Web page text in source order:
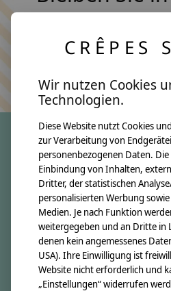
crêpes suzette
Über uns
Unsere Creppies
Nähkästchen
Unsere Stoffe
Impressum
CRÊPES
Wir nutzen Cookies
Technologien.
Diese Website nutzt Cookies
zur Verarbeitung von
personenbezogenen Daten.
Einbindung von Inhalten,
Dritter, der statistischen
personalisierten Werbung
Medien. Je nach Funktion
weitergegeben und an Dritte
denen kein angemessenes
USA). Ihre Einwilligung ist
Website nicht erforderlich und
„Einstellungen“ widerrufen